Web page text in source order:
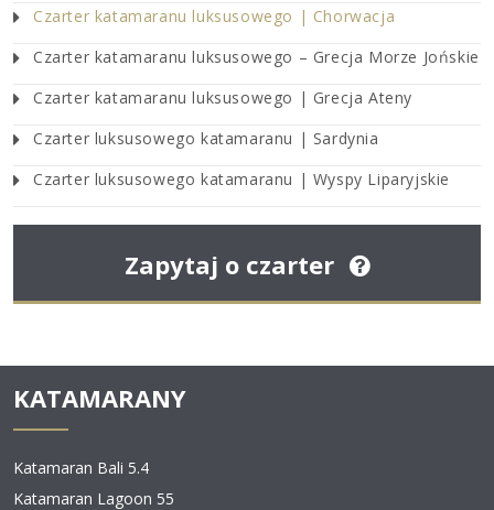
Czarter katamaranu luksusowego | Chorwacja
Czarter katamaranu luksusowego – Grecja Morze Jońskie
Czarter katamaranu luksusowego | Grecja Ateny
Czarter luksusowego katamaranu | Sardynia
Czarter luksusowego katamaranu | Wyspy Liparyjskie
Zapytaj o czarter
KATAMARANY
Katamaran Bali 5.4
Katamaran Lagoon 55